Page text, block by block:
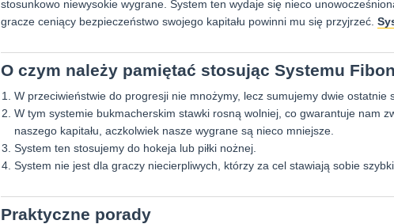
stosunkowo niewysokie wygrane. System ten wydaje się nieco
gracze ceniący bezpieczeństwo swojego kapitału powinni mu się przyjrzeć.
O czym należy pamiętać stosując Systemu
W przeciwieństwie do progresji nie mnożymy, lecz sumujemy dwie ostatnie
W tym systemie bukmacherskim stawki rosną wolniej, co gwarantuje nam
naszego kapitału, aczkolwiek nasze wygrane są nieco mniejsze.
System ten stosujemy do hokeja lub piłki nożnej.
System nie jest dla graczy niecierpliwych, którzy za cel stawiają sobie
Praktyczne porady